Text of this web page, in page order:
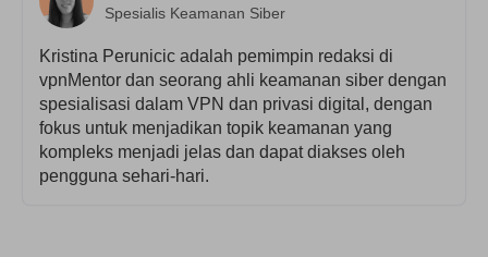
Spesialis Keamanan Siber
Kristina Perunicic adalah pemimpin redaksi di
vpnMentor dan seorang ahli keamanan siber dengan
spesialisasi dalam VPN dan privasi digital, dengan
fokus untuk menjadikan topik keamanan yang
kompleks menjadi jelas dan dapat diakses oleh
pengguna sehari-hari.